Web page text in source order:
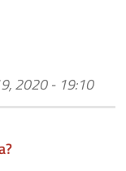
2020 - 19:10